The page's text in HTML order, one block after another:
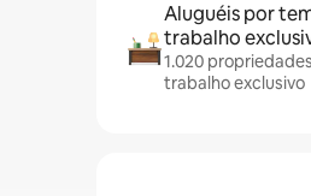
Aluguéis por
trabalho
1.020
trabalho exclusivo